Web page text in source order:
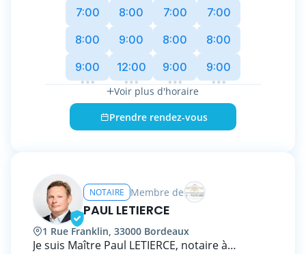
développer un ensemble de compétences en
matière d'immobilier complexe et
professionnel, de structuration et
transmission du patrimoine du chef
d'entreprise et du professionnel libéral, et
également dans la mise en place de mesures
d'anticipation patrimoniale à destination de
chaque personne soucieuse de son avenir et
celui de ses proches.
7:00
8:00
9:00
8:00
9:00
12:00
7:00
8:00
9:00
7:00
8:00
9:00
Voir plus d'horaire
Prendre rendez-vous
NOTAIRE Membre de
PAUL LETIERCE
1 Rue Franklin, 33000 Bordeaux
Je suis Maître Paul LETIERCE, notaire à